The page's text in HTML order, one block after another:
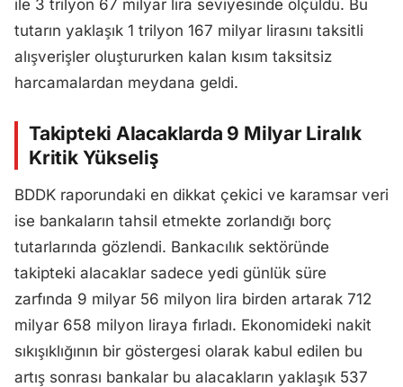
ile 3 trilyon 67 milyar lira seviyesinde ölçüldü. Bu
tutarın yaklaşık 1 trilyon 167 milyar lirasını taksitli
alışverişler oluştururken kalan kısım taksitsiz
harcamalardan meydana geldi.
Takipteki Alacaklarda 9 Milyar Liralık
Kritik Yükseliş
BDDK raporundaki en dikkat çekici ve karamsar veri
ise bankaların tahsil etmekte zorlandığı borç
tutarlarında gözlendi. Bankacılık sektöründe
takipteki alacaklar sadece yedi günlük süre
zarfında 9 milyar 56 milyon lira birden artarak 712
milyar 658 milyon liraya fırladı. Ekonomideki nakit
sıkışıklığının bir göstergesi olarak kabul edilen bu
artış sonrası bankalar bu alacakların yaklaşık 537